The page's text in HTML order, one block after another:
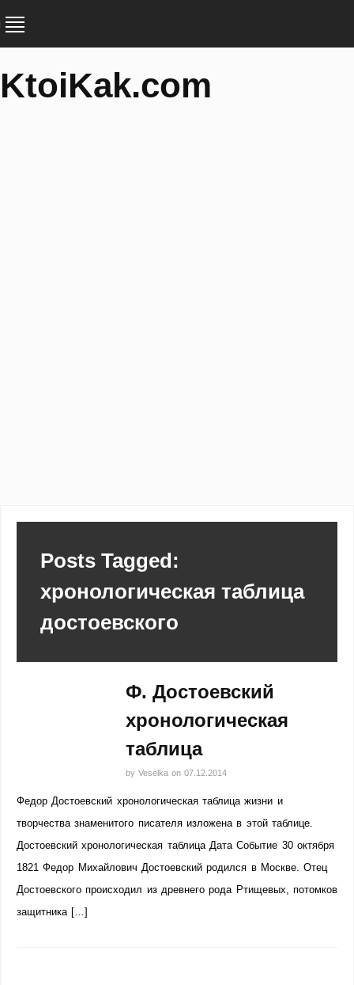
KtoiKak.com
Posts Tagged:
хронологическая таблица
достоевского
Ф. Достоевский
хронологическая
таблица
by Veselka on 07.12.2014
Федор Достоевский хронологическая таблица жизни и
творчества знаменитого писателя изложена в этой таблице.
Достоевский хронологическая таблица Дата Событие 30 октября
1821 Федор Михайлович Достоевский родился в Москве. Отец
Достоевского происходил из древнего рода Ртищевых, потомков
защитника […]